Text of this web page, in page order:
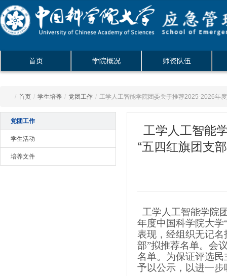
首页 学院概况 师资队伍
/ 首页 / 学生培养 / 党团工作 / 工学人工智能学院团委关于推荐2025-2026年
党团工作
学生活动
培养文件
工学人工智能
“五四红旗团支
工学人工智能学院
年度中国科学院大
表现，经组织无记名
部”拟推荐名单。会
名单。为保证评选
予以公示，以进一